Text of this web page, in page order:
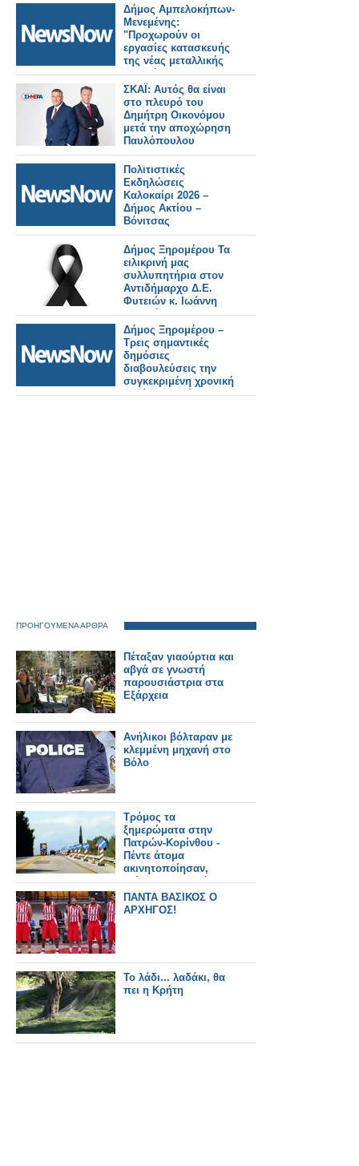
Δήμος Αμπελοκήπων-
Μενεμένης:
"Προχωρούν οι
εργασίες κατασκευής
της νέας μεταλλικής
πεζογέφυρας στην
οδό Καλλιθέας"
ΣΚΑΪ: Αυτός θα είναι
στο πλευρό του
Δημήτρη Οικονόμου
μετά την αποχώρηση
Παυλόπουλου
Πολιτιστικές
Εκδηλώσεις
Καλοκαίρι 2026 –
Δήμος Ακτίου –
Βόνιτσας
Δήμος Ξηρομέρου Τα
ειλικρινή μας
συλλυπητήρια στον
Αντιδήμαρχο Δ.Ε.
Φυτειών κ. Ιωάννη
Φλωρόπουλο,
Δήμος Ξηρομέρου –
Τρεις σημαντικές
δημόσιες
διαβουλεύσεις την
συγκεκριμένη χρονική
περίοδο εξελίσσονται:
ΠΡΟΗΓΟΥΜΕΝΑ ΑΡΘΡΑ
Πέταξαν γιαούρτια και
αβγά σε γνωστή
παρουσιάστρια στα
Εξάρχεια
Ανήλικοι βόλταραν με
κλεμμένη μηχανή στο
Βόλο
Τρόμος τα
ξημερώματα στην
Πατρών-Κορίνθου -
Πέντε άτομα
ακινητοποίησαν,
χτύπησαν οδηγό και
τον λήστεψαν!
ΠΑΝΤΑ ΒΑΣΙΚΟΣ Ο
ΑΡΧΗΓΟΣ!
Το λάδι... λαδάκι, θα
πει η Κρήτη